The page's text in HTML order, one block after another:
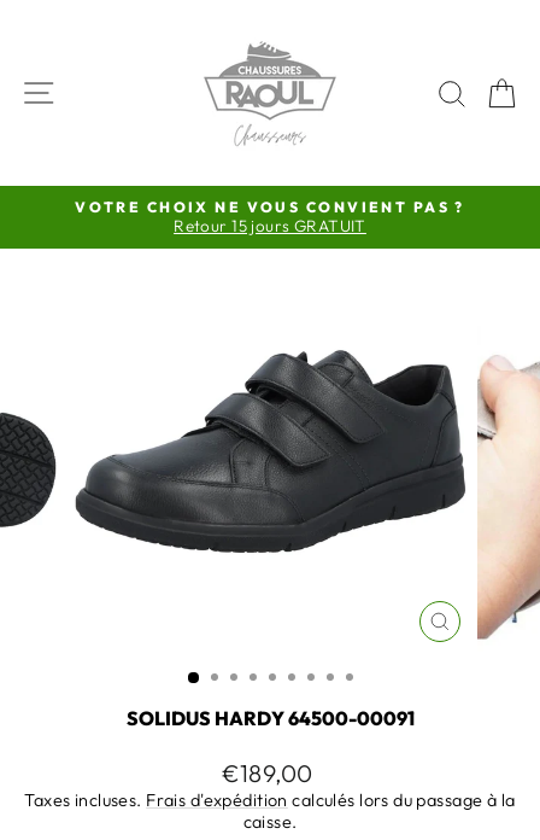
NAVIGATION
Diaporama
Pause
VOTRE CHOIX NE VOUS CONVIENT PAS ?
Retour 15 jours GRATUIT
FERMER
SOLIDUS HARDY 64500-00091
Prix
régulier
€189,00
Taxes incluses. Frais d'expédition calculés lors du passage à la
caisse.